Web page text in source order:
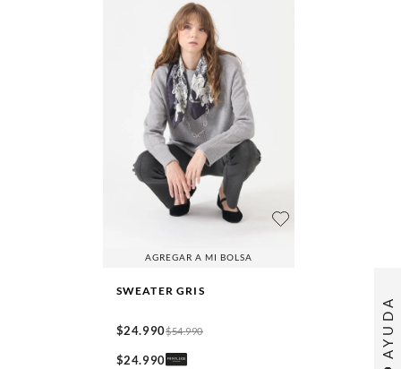
AYUDA
AGREGAR A MI BOLSA
SWEATER GRIS
$24.990$54.990
$24.990